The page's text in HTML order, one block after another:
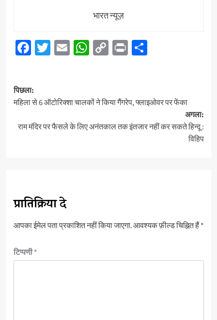
भारत न्यूज़
Facebook
Twitter
EmailWhatsApp
Copy
PrintShare
पोस्ट
नेविगेशन
पिछला:
महिला से 6 ऑटोरिक्शा चालकों ने किया गैंगरेप, फ्लाइओवर पर फेंका
अगला:
राम मंदिर पर फैसले के लिए अनंतकाल तक इंतजार नहीं कर सकते हिन्दू :
विहिप
प्रातिक्रिया दे
आपका ईमेल पता प्रकाशित नहीं किया जाएगा.आवश्यक फ़ील्ड चिह्नित हैं*
टिप्पणी*